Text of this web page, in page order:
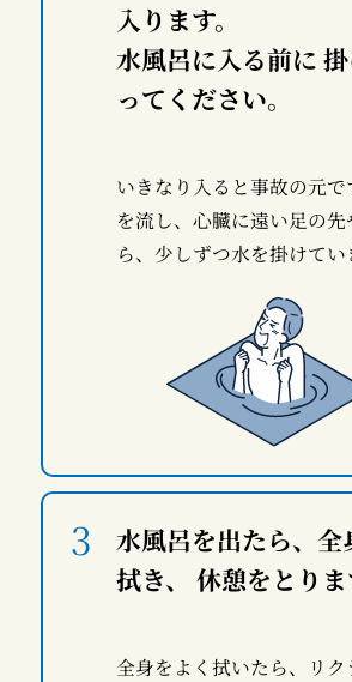
入ります。
水風呂に入る前に
ってください。
いきなり入ると事故の元
を流し、心臓に遠い足の
ら、少しずつ水を掛けてい
水風呂を出たら、全
拭き、 休憩をとりま
全身をよく拭いたら、リ